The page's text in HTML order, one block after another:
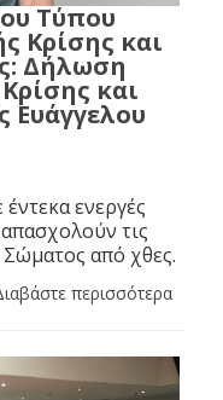
Τύπου
Κρίσης και
Δήλωση
και
Ευάγγελου
ενεργές
τις
από χθες.
περισσότερα